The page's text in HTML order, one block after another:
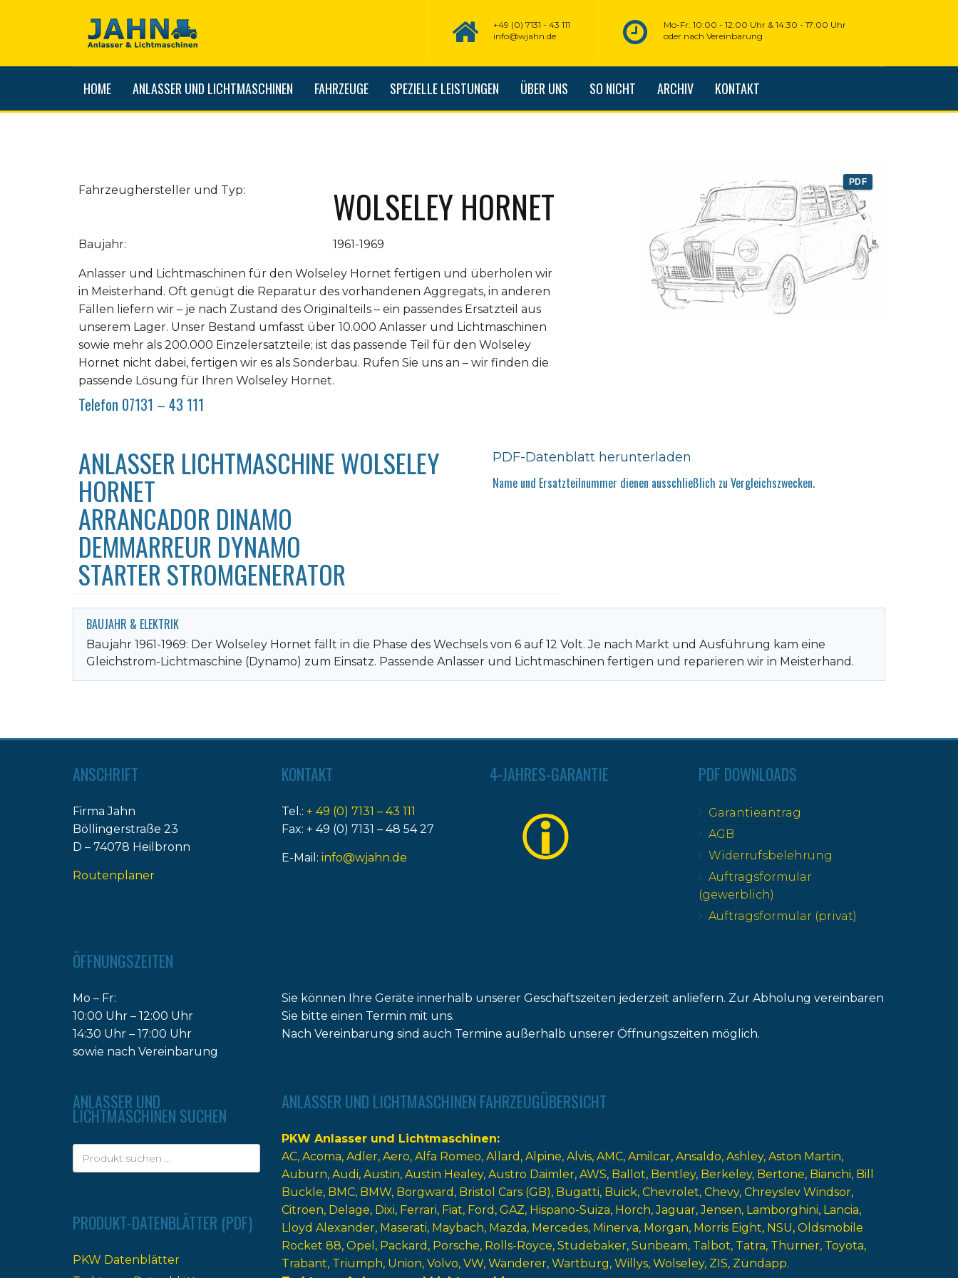
Mo-Fr: 10:00 - 12:00 Uhr & 14:30 - 17:00 Uhr
oder nach Vereinbarung
+49 (0) 7131 - 43 111
info@wjahn.de
HOME ANLASSER UND LICHTMASCHINEN FAHRZEUGE SPEZIELLE LEISTUNGEN ÜBER UNS SO NICHT ARCHIV KONTAKT
PDF
Fahrzeughersteller und Typ: WOLSELEY HORNET
Baujahr: 1961-1969
Anlasser und Lichtmaschinen für den Wolseley Hornet fertigen und überholen wir
in Meisterhand. Oft genügt die Reparatur des vorhandenen Aggregats, in anderen
Fällen liefern wir – je nach Zustand des Originalteils – ein passendes Ersatzteil aus
unserem Lager. Unser Bestand umfasst über 10.000 Anlasser und Lichtmaschinen
sowie mehr als 200.000 Einzelersatzteile; ist das passende Teil für den Wolseley
Hornet nicht dabei, fertigen wir es als Sonderbau. Rufen Sie uns an – wir finden die
passende Lösung für Ihren Wolseley Hornet.
Telefon 07131 – 43 111
ANLASSER LICHTMASCHINE WOLSELEY
HORNET
ARRANCADOR DINAMO
DEMMARREUR DYNAMO
STARTER STROMGENERATOR
PDF-Datenblatt herunterladen
Name und Ersatzteilnummer dienen ausschließlich zu Vergleichszwecken.
BAUJAHR & ELEKTRIK
Baujahr 1961-1969: Der Wolseley Hornet fällt in die Phase des Wechsels von 6 auf 12 Volt. Je nach Markt und Ausführung kam eine
Gleichstrom-Lichtmaschine (Dynamo) zum Einsatz. Passende Anlasser und Lichtmaschinen fertigen und reparieren wir in Meisterhand.
ANSCHRIFT
Firma Jahn
Böllingerstraße 23
D – 74078 Heilbronn
Routenplaner
KONTAKT
Tel.: + 49 (0) 7131 – 43 111
Fax: + 49 (0) 7131 – 48 54 27
E-Mail: info@wjahn.de
4-JAHRES-GARANTIE PDF DOWNLOADS
Garantieantrag
AGB
Widerrufsbelehrung
Auftragsformular
(gewerblich)
Auftragsformular (privat)
ÖFFNUNGSZEITEN
Mo – Fr:
10:00 Uhr – 12:00 Uhr
14:30 Uhr – 17:00 Uhr
sowie nach Vereinbarung
Sie können Ihre Geräte innerhalb unserer Geschäftszeiten jederzeit anliefern. Zur Abholung vereinbaren
Sie bitte einen Termin mit uns.
Nach Vereinbarung sind auch Termine außerhalb unserer Öffnungszeiten möglich.
ANLASSER UND
LICHTMASCHINEN SUCHEN
PRODUKT-DATENBLÄTTER (PDF)
PKW Datenblätter
ANLASSER UND LICHTMASCHINEN FAHRZEUGÜBERSICHT
PKW Anlasser und Lichtmaschinen
AC Acoma Adler Aero Alfa Romeo Allard Alpine Alvis AMC Amilcar Ansaldo Ashley Aston Martin
Auburn Audi Austin Austin Healey Austro Daimler AWS Ballot Bentley Berkeley Bertone Bianchi Bill
Buckle BMC BMW Borgward Bristol Cars (GB) Bugatti Buick Chevrolet Chevy Chreyslev Windsor
Citroen Delage Dixi Ferrari Fiat Ford GAZ Hispano-Suiza Horch Jaguar Jensen Lamborghini Lancia
Lloyd Alexander Maserati Maybach Mazda Mercedes Minerva Morgan Morris Eight NSU Oldsmobile
Rocket 88 Opel Packard Porsche Rolls-Royce Studebaker Sunbeam Talbot Tatra Thurner Toyota
Trabant Triumph Union Volvo VW Wanderer Wartburg Willys Wolseley ZIS Zündapp